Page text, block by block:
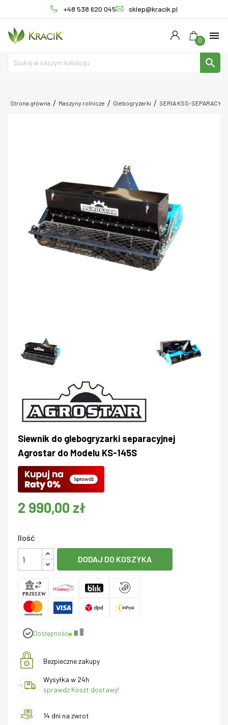
+48 538 620 045 sklep@kracik.pl
0 menu
search
Strona główna Maszyny rolnicze Glebogryzarki SERIA KSS-
Siewnik do glebogryzarki separacyjnej
Agrostar do Modelu KS-145S
2 990,00 zł
Ilość
DODAJ DO KOSZYKA
Dostępność
Bezpieczne zakupy
Wysyłka w 24h
sprawdz Koszt dostawy!
14 dni na zwrot